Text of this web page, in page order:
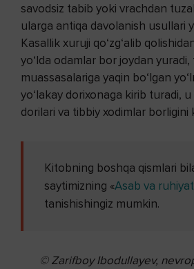
savodsiz tabib yoki vrachdan
ularga antiqa davolanish usullari
Kasallik xuruji qo‘zg‘alib
yo‘lda odamlar bor joydan
muassasalariga yaqin bo‘lgan
yo‘lakay dorixonaga kirib turadi,
dorilari va tibbiy xodimlar borligini
Kitobning boshqa qismlari
saytimizning «Asab va ruhiyat
tanishishingiz mumkin.
© Zarifboy Ibodullayev,